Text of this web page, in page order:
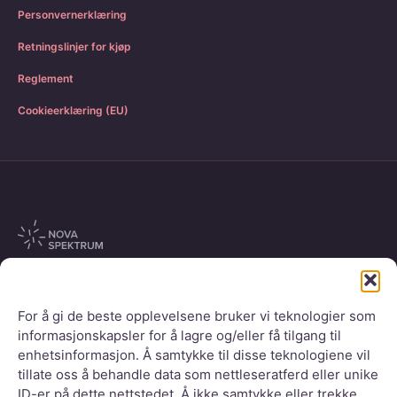
For å gi de beste opplevelsene bruker vi teknologier som
informasjonskapsler for å lagre og/eller få tilgang til
enhetsinformasjon. Å samtykke til disse teknologiene vil
tillate oss å behandle data som nettleseratferd eller unike
Personvernerklæring
Retningslinjer for kjøp
Reglement
Cookieerklæring (EU)
All rights reserved NOVA Spektrum